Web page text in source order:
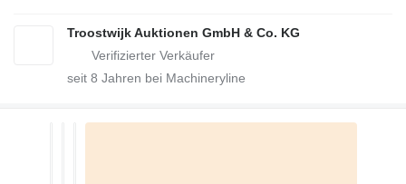
Troostwijk Auktionen GmbH & Co. KG
seit 8 Jahren bei Machineryline